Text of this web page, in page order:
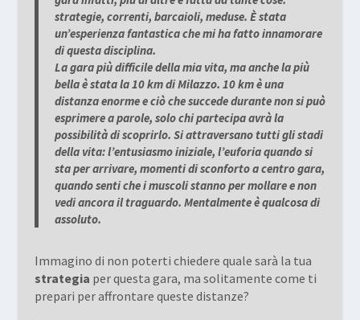
strategie, correnti, barcaioli, meduse. È stata
un’esperienza fantastica che mi ha fatto innamorare
di questa disciplina.
La gara più difficile della mia vita, ma anche la più
bella è stata la 10 km di Milazzo. 10 km è una
distanza enorme e ciò che succede durante non si può
esprimere a parole, solo chi partecipa avrà la
possibilità di scoprirlo. Si attraversano tutti gli stadi
della vita: l’entusiasmo iniziale, l’euforia quando si
sta per arrivare, momenti di sconforto a centro gara,
quando senti che i muscoli stanno per mollare e non
vedi ancora il traguardo. Mentalmente è qualcosa di
assoluto.
Immagino di non poterti chiedere quale sarà la tua
strategia per questa gara, ma solitamente come ti
prepari per affrontare queste distanze?